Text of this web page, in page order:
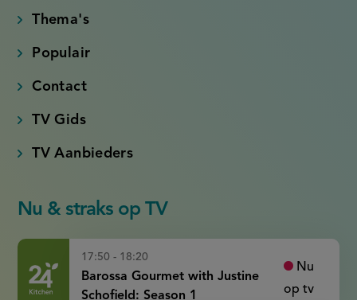
Thema's
Populair
Contact
TV Gids
TV Aanbieders
Nu & straks op TV
17:50 - 18:20
Barossa Gourmet with Justine
Schofield: Season 1
Nu
op tv